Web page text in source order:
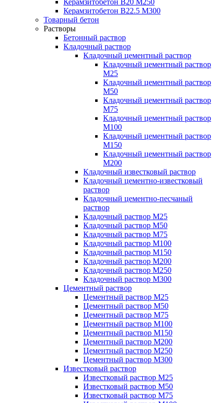
Керамзитобетон В20 М250
Керамзитобетон В22.5 М300
Товарный бетон
Растворы
Бетонный раствор
Кладочный раствор
Кладочный цементный раствор
Кладочный цементный раствор
М25
Кладочный цементный раствор
М50
Кладочный цементный раствор
М75
Кладочный цементный раствор
М100
Кладочный цементный раствор
М150
Кладочный цементный раствор
М200
Кладочный известковый раствор
Кладочный цементно-известковый
раствор
Кладочный цементно-песчаный
раствор
Кладочный раствор М25
Кладочный раствор М50
Кладочный раствор М75
Кладочный раствор М100
Кладочный раствор М150
Кладочный раствор М200
Кладочный раствор М250
Кладочный раствор М300
Цементный раствор
Цементный раствор М25
Цементный раствор М50
Цементный раствор М75
Цементный раствор М100
Цементный раствор М150
Цементный раствор М200
Цементный раствор М250
Цементный раствор М300
Известковый раствор
Известковый раствор М25
Известковый раствор М50
Известковый раствор М75